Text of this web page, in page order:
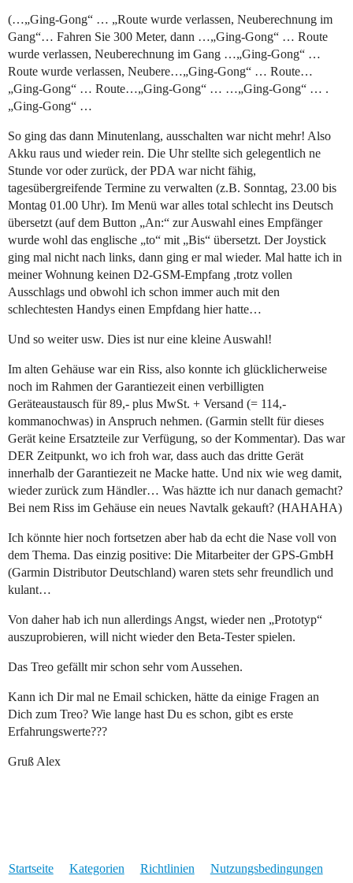
(…„Ging-Gong“ … „Route wurde verlassen, Neuberechnung im
Gang“… Fahren Sie 300 Meter, dann …„Ging-Gong“ … Route
wurde verlassen, Neuberechnung im Gang …„Ging-Gong“ …
Route wurde verlassen, Neubere…„Ging-Gong“ … Route…
„Ging-Gong“ … Route…„Ging-Gong“ … …„Ging-Gong“ … .
„Ging-Gong“ …
So ging das dann Minutenlang, ausschalten war nicht mehr! Also
Akku raus und wieder rein. Die Uhr stellte sich gelegentlich ne
Stunde vor oder zurück, der PDA war nicht fähig,
tagesübergreifende Termine zu verwalten (z.B. Sonntag, 23.00 bis
Montag 01.00 Uhr). Im Menü war alles total schlecht ins Deutsch
übersetzt (auf dem Button „An:“ zur Auswahl eines Empfänger
wurde wohl das englische „to“ mit „Bis“ übersetzt. Der Joystick
ging mal nicht nach links, dann ging er mal wieder. Mal hatte ich in
meiner Wohnung keinen D2-GSM-Empfang ,trotz vollen
Ausschlags und obwohl ich schon immer auch mit den
schlechtesten Handys einen Empfdang hier hatte…
Und so weiter usw. Dies ist nur eine kleine Auswahl!
Im alten Gehäuse war ein Riss, also konnte ich glücklicherweise
noch im Rahmen der Garantiezeit einen verbilligten
Geräteaustausch für 89,- plus MwSt. + Versand (= 114,-
kommanochwas) in Anspruch nehmen. (Garmin stellt für dieses
Gerät keine Ersatzteile zur Verfügung, so der Kommentar). Das war
DER Zeitpunkt, wo ich froh war, dass auch das dritte Gerät
innerhalb der Garantiezeit ne Macke hatte. Und nix wie weg damit,
wieder zurück zum Händler… Was häztte ich nur danach gemacht?
Bei nem Riss im Gehäuse ein neues Navtalk gekauft? (HAHAHA)
Ich könnte hier noch fortsetzen aber hab da echt die Nase voll von
dem Thema. Das einzig positive: Die Mitarbeiter der GPS-GmbH
(Garmin Distributor Deutschland) waren stets sehr freundlich und
kulant…
Von daher hab ich nun allerdings Angst, wieder nen „Prototyp“
auszuprobieren, will nicht wieder den Beta-Tester spielen.
Das Treo gefällt mir schon sehr vom Aussehen.
Kann ich Dir mal ne Email schicken, hätte da einige Fragen an
Dich zum Treo? Wie lange hast Du es schon, gibt es erste
Erfahrungswerte???
Gruß Alex
Startseite Kategorien Richtlinien Nutzungsbedingungen